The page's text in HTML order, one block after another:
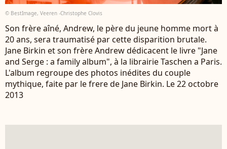
© BestImage, Veeren -Christophe Clovis
Son frère aîné, Andrew, le père du jeune homme mort à
20 ans, sera traumatisé par cette disparition brutale.
Jane Birkin et son frère Andrew dédicacent le livre "Jane
and Serge : a family album", à la librairie Taschen a Paris.
L'album regroupe des photos inédites du couple
mythique, faite par le frere de Jane Birkin. Le 22 octobre
2013